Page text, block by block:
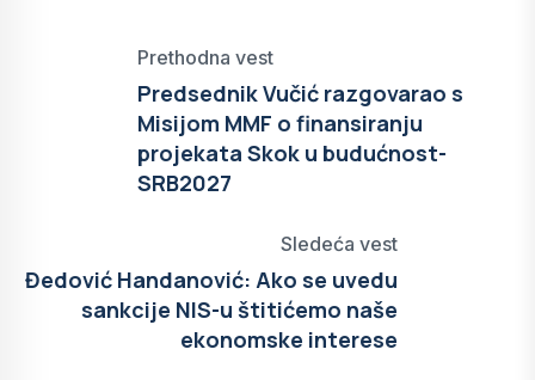
Prethodna vest
Predsednik Vučić razgovarao s
Misijom MMF o finansiranju
projekata Skok u budućnost-
SRB2027
Sledeća vest
Đedović Handanović: Ako se uvedu
sankcije NIS-u štitićemo naše
ekonomske interese